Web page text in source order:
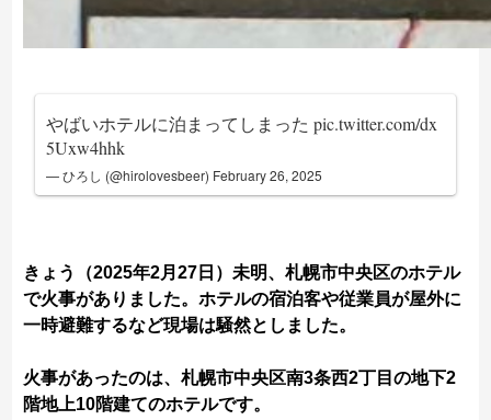
やばいホテルに泊まってしまったpic.twitter.com/dx
5Uxw4hhk
— ひろし (@hirolovesbeer) February 26, 2025
きょう（2025年2月27日）未明、札幌市中央区のホテル
で火事がありました。ホテルの宿泊客や従業員が屋外に
一時避難するなど現場は騒然としました。
火事があったのは、札幌市中央区南3条西2丁目の地下2
階地上10階建てのホテルです。